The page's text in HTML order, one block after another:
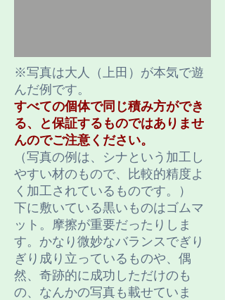
※写真は大人（上田）が本気で遊
んだ例です。
すべての個体で同じ積み方ができ
る、と保証するものではありませ
んのでご注意ください。
（写真の例は、シナという加工し
やすい材のもので、比較的精度よ
く加工されているものです。）
下に敷いている黒いものはゴムマ
ット。摩擦が重要だったりしま
す。かなり微妙なバランスでぎり
ぎり成り立っているものや、偶
然、奇跡的に成功しただけのも
の、なんかの写真も載せていま